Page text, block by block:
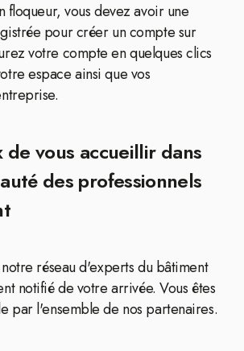
floqueur, vous devez avoir une
pour créer un compte sur
votre compte en quelques clics
espace ainsi que vos
de vous accueillir dans
des professionnels
réseau d'experts du bâtiment
notifié de votre arrivée. Vous êtes
par l'ensemble de nos partenaires.